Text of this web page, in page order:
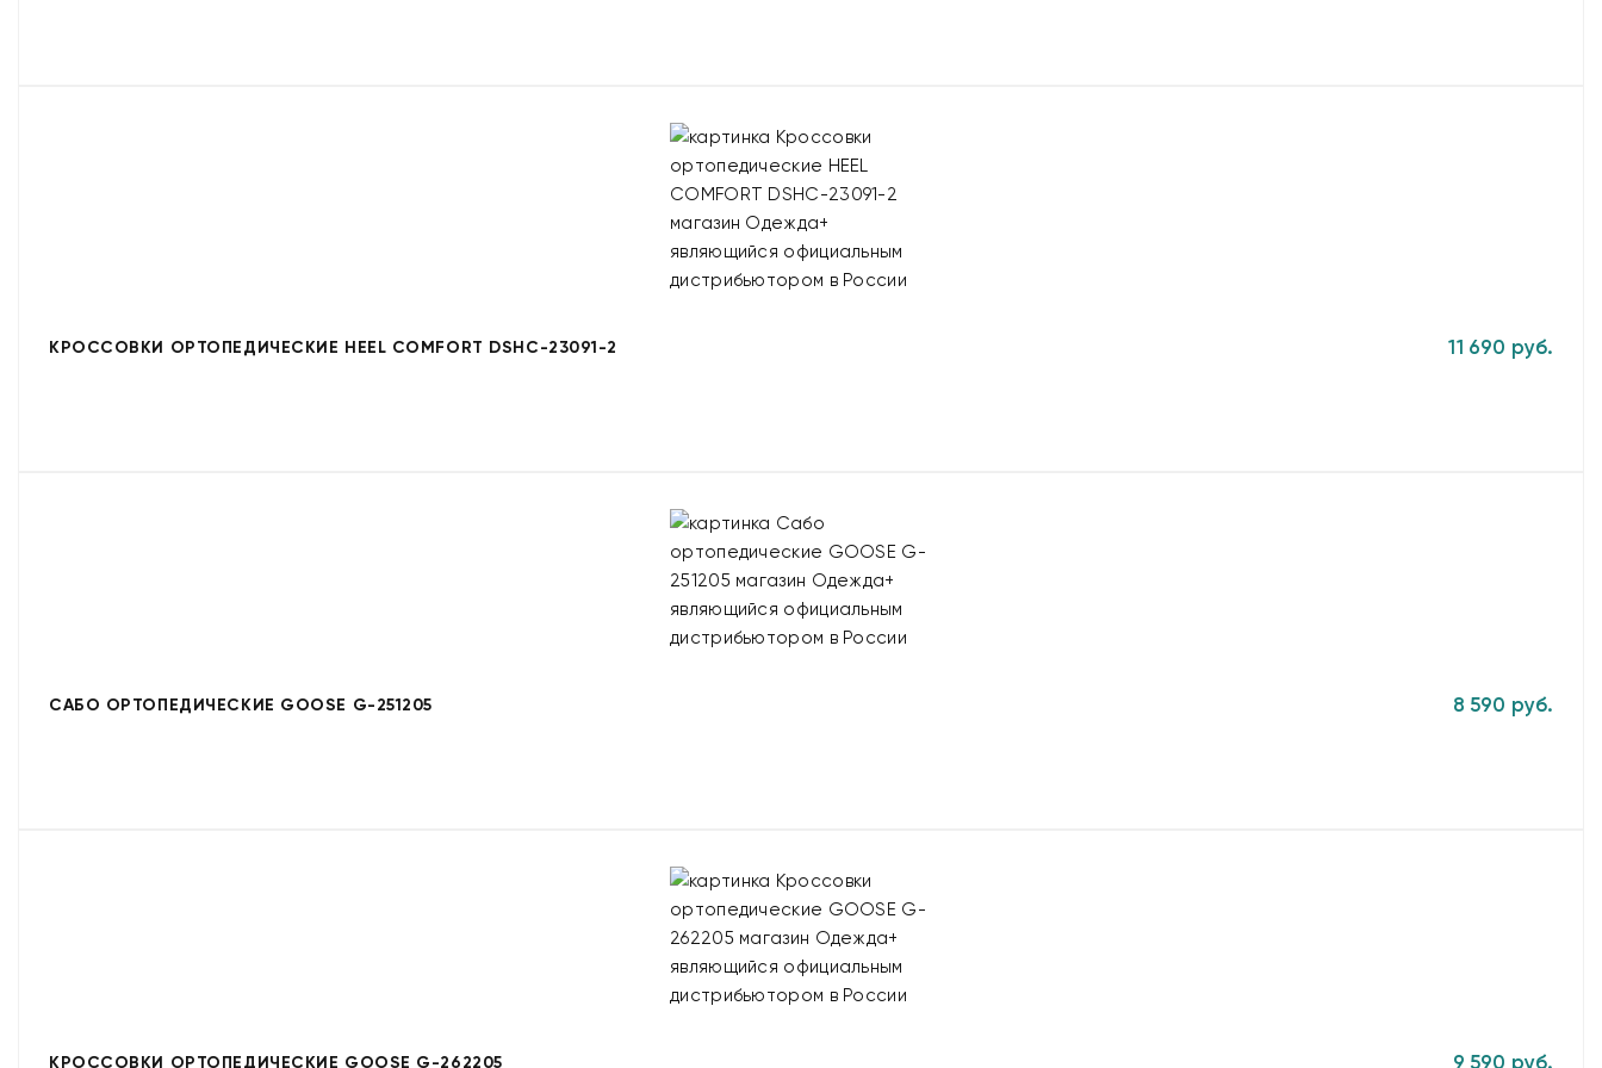
КРОССОВКИ ОРТОПЕДИЧЕСКИЕ HEEL COMFORT DSHC-23091-2 11 690 руб.
САБО ОРТОПЕДИЧЕСКИЕ GOOSE G-251205 8 590 руб.
КРОССОВКИ ОРТОПЕДИЧЕСКИЕ GOOSE G-262205 9 590 руб.